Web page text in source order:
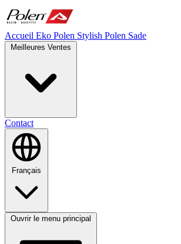
Accueil Eko Polen Stylish Polen Sade
Contact
Ouvrir le menu principal